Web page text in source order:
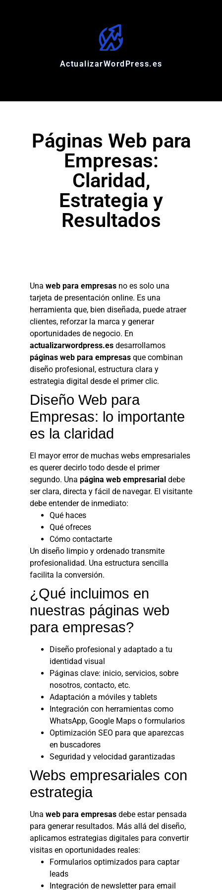
ActualizarWordPress.es
Páginas Web para
Empresas:
Claridad,
Estrategia y
Resultados
Una web para empresas no es solo una
tarjeta de presentación online. Es una
herramienta que, bien diseñada, puede atraer
clientes, reforzar la marca y generar
oportunidades de negocio. En
actualizarwordpress.es desarrollamos
páginas web para empresas que combinan
diseño profesional, estructura clara y
estrategia digital desde el primer clic.
Diseño Web para
Empresas: lo importante
es la claridad
El mayor error de muchas webs empresariales
es querer decirlo todo desde el primer
segundo. Una página web empresarial debe
ser clara, directa y fácil de navegar. El visitante
debe entender de inmediato:
Qué haces
Qué ofreces
Cómo contactarte
Un diseño limpio y ordenado transmite
profesionalidad. Una estructura sencilla
facilita la conversión.
¿Qué incluimos en
nuestras páginas web
para empresas?
Diseño profesional y adaptado a tu
identidad visual
Páginas clave: inicio, servicios, sobre
nosotros, contacto, etc.
Adaptación a móviles y tablets
Integración con herramientas como
WhatsApp, Google Maps o formularios
Optimización SEO para que aparezcas
en buscadores
Seguridad y velocidad garantizadas
Webs empresariales con
estrategia
Una web para empresas debe estar pensada
para generar resultados. Más allá del diseño,
aplicamos estrategias digitales para convertir
visitas en oportunidades reales:
Formularios optimizados para captar
leads
Integración de newsletter para email